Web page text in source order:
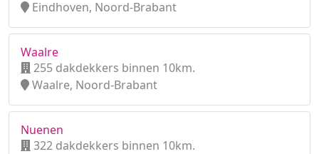
Eindhoven, Noord-Brabant
Waalre
255 dakdekkers binnen 10km.
Waalre, Noord-Brabant
Nuenen
322 dakdekkers binnen 10km.